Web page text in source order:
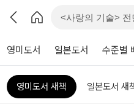
영미도서 일본도서 수준별
영미도서 새책 일본도서 새